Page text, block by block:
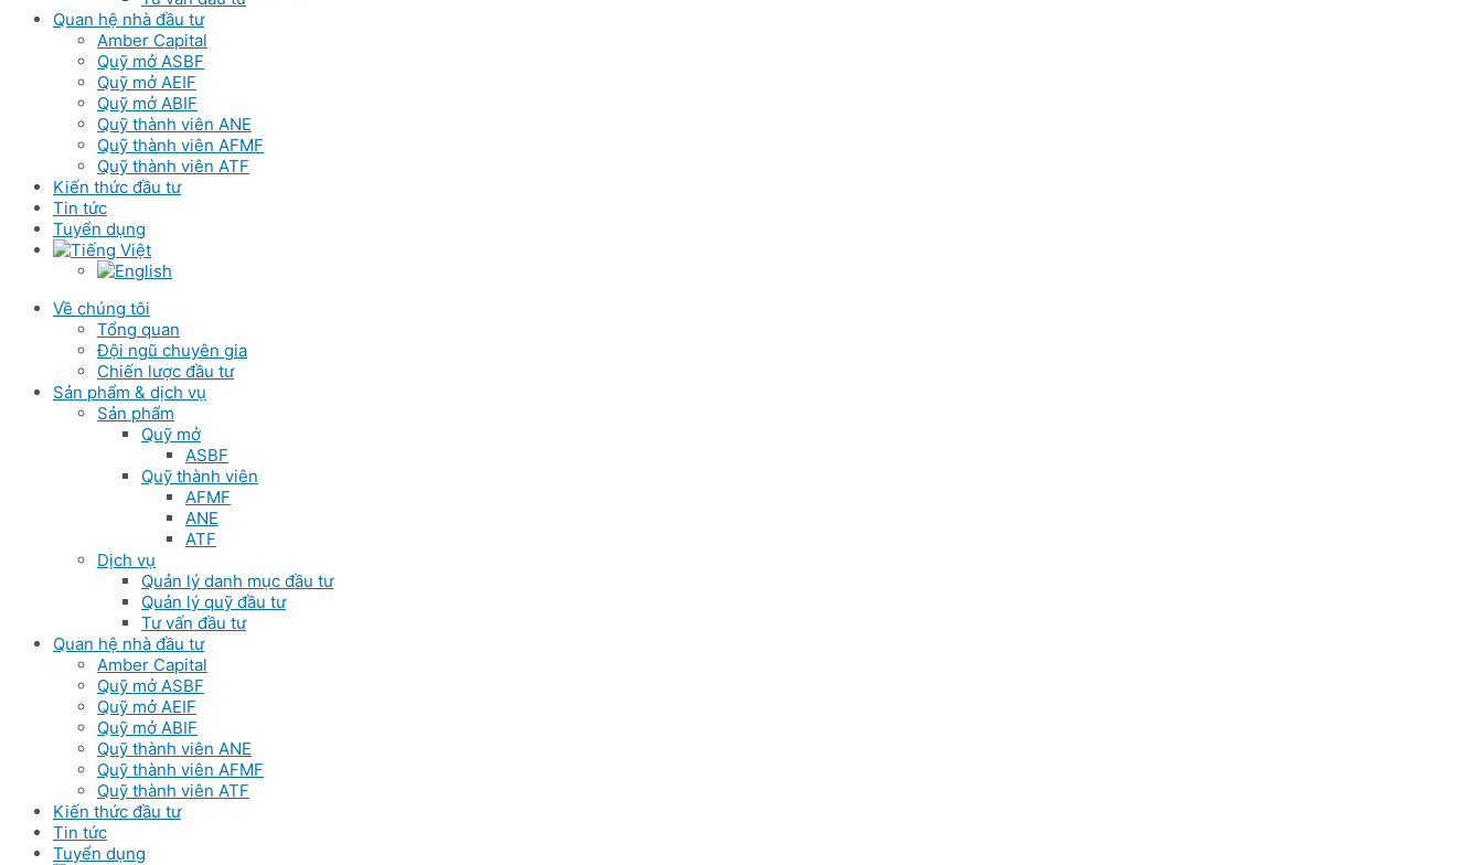
Quan hệ nhà đầu tư
Amber Capital
Quỹ mở ASBF
Quỹ mở AEIF
Quỹ mở ABIF
Quỹ thành viên ANE
Quỹ thành viên AFMF
Quỹ thành viên ATF
Kiến thức đầu tư
Tin tức
Tuyển dụng
Về chúng tôi
Tổng quan
Đội ngũ chuyên gia
Chiến lược đầu tư
Sản phẩm & dịch vụ
Sản phẩm
Quỹ mở
ASBF
Quỹ thành viên
AFMF
ANE
ATF
Dịch vụ
Quản lý danh mục đầu tư
Quản lý quỹ đầu tư
Tư vấn đầu tư
Quan hệ nhà đầu tư
Amber Capital
Quỹ mở ASBF
Quỹ mở AEIF
Quỹ mở ABIF
Quỹ thành viên ANE
Quỹ thành viên AFMF
Quỹ thành viên ATF
Kiến thức đầu tư
Tin tức
Tuyển dụng